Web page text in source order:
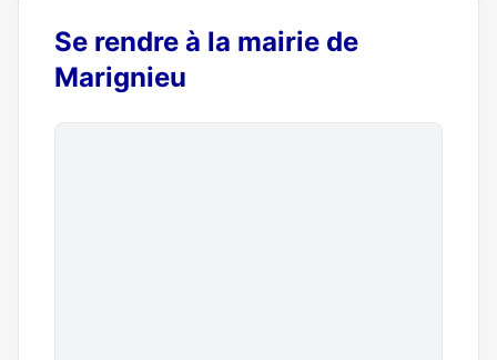
Se rendre à la mairie de
Marignieu